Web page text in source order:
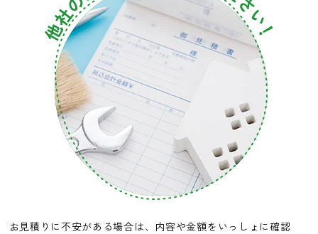
お見積りに不安がある場合は、内容や金額をいっしょに確認